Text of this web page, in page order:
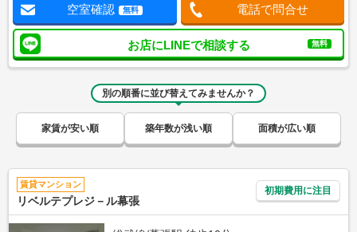
空室確認 無料 電話で問合せ
お店にLINEで相談する 無料
別の順番に並び替えてみませんか？
家賃が安い順 築年数が浅い順 面積が広い順
賃貸マンション
リベルテプレジ－ル幕張
初期費用に注目